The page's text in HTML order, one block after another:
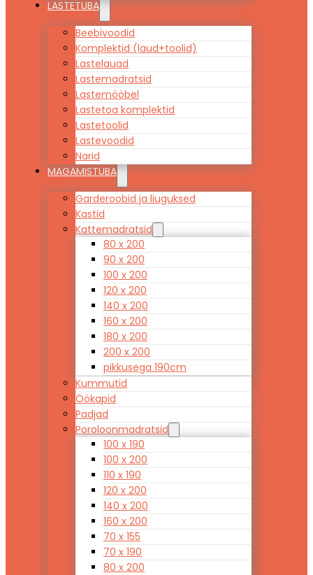
LASTETUBA
Beebivoodid
Komplektid (laud+toolid)
Lastelauad
Lastemadratsid
Lastemööbel
Lastetoa komplektid
Lastetoolid
Lastevoodid
Narid
MAGAMISTUBA
Garderoobid ja liuguksed
Kastid
Kattemadratsid
80 x 200
90 x 200
100 x 200
120 x 200
140 x 200
160 x 200
180 x 200
200 x 200
pikkusega 190cm
Kummutid
Öökapid
Padjad
Poroloonmadratsid
100 x 190
100 x 200
110 x 190
120 x 200
140 x 200
160 x 200
70 x 155
70 x 190
80 x 200